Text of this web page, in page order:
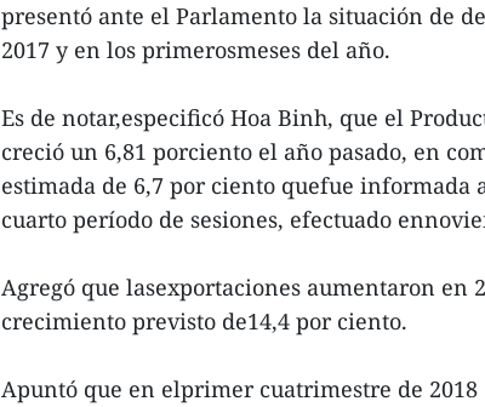
presentó ante el Parlamento la situación de
2017 y en los primerosmeses del año.
Es de notar,especificó Hoa Binh, que el
creció un 6,81 porciento el año pasado, en
estimada de 6,7 por ciento quefue informada
cuarto período de sesiones, efectuado
Agregó que lasexportaciones aumentaron en
crecimiento previsto de14,4 por ciento.
Apuntó que en elprimer cuatrimestre de